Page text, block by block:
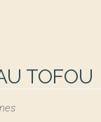
TOFOU